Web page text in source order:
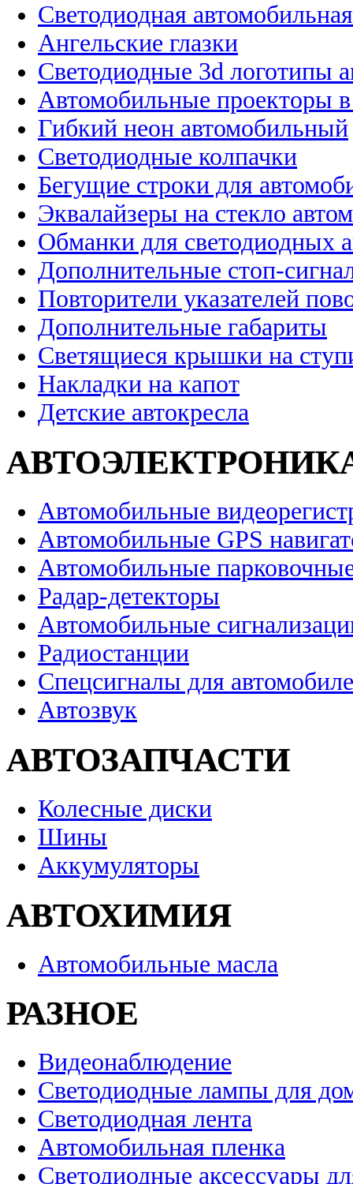
Светодиодная
Ангельские глазки
Светодиодные 3d логотипы
Автомобильные проекторы
Гибкий неон автомобильный
Светодиодные колпачки
Бегущие строки для
Эквалайзеры на стекло
Обманки для светодиодных
Дополнительные стоп-
Повторители указателей
Дополнительные габариты
Светящиеся крышки на
Накладки на капот
Детские автокресла
Автомобильные
Автомобильные GPS
Автомобильные
Радар-детекторы
Автомобильные
Радиостанции
Спецсигналы для
Автозвук
АВТОЗАПЧАСТИ
Колесные диски
Шины
Аккумуляторы
АВТОХИМИЯ
Автомобильные масла
РАЗНОЕ
Видеонаблюдение
Светодиодные лампы для
Светодиодная лента
Автомобильная пленка
Светодиодные аксессуары